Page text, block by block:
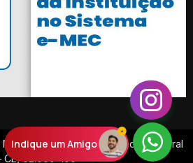
Indique um Amigo359 Dom Expedito, Sobral
CE, 62.050-100